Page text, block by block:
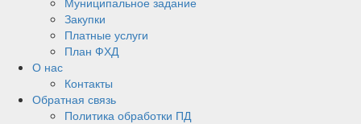
Закупки
Платные услуги
План ФХД
О нас
Контакты
Обратная связь
Политика обработки ПД